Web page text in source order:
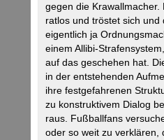
gegen die Krawallmacher.
ratlos und tröstet sich und
eigentlich ja
einem Allibi-
auf das geschehen hat.
in der entstehenden
ihre festgefahrenen
zu konstruktivem Dialog
raus. Fußballfans
oder so weit zu verklären,